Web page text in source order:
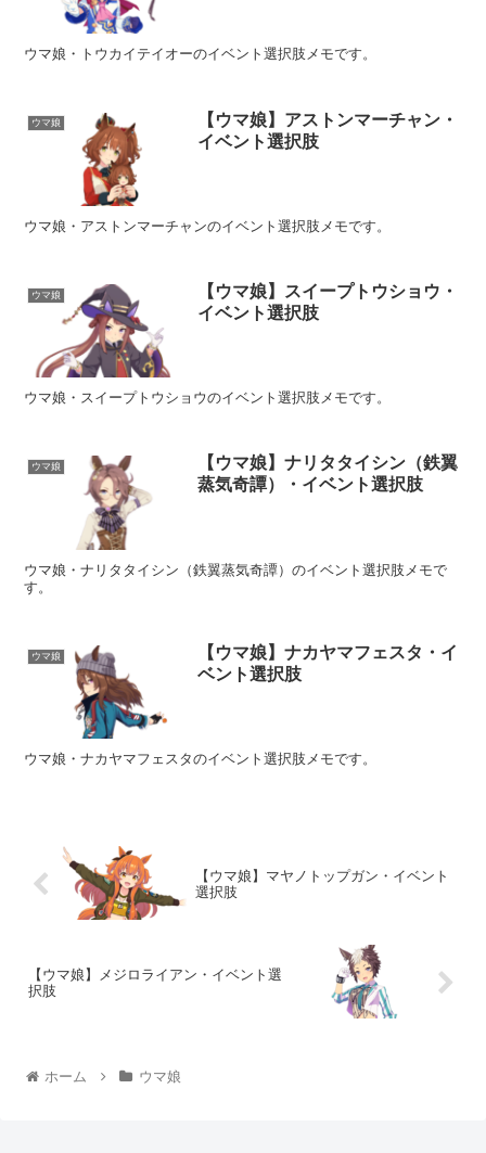
ウマ娘・トウカイテイオーのイベント選択肢メモです。
ウマ娘
【ウマ娘】アストンマーチャン・
イベント選択肢
ウマ娘・アストンマーチャンのイベント選択肢メモです。
ウマ娘
【ウマ娘】スイープトウショウ・
イベント選択肢
ウマ娘・スイープトウショウのイベント選択肢メモです。
ウマ娘
【ウマ娘】ナリタタイシン（鉄翼
蒸気奇譚）・イベント選択肢
ウマ娘・ナリタタイシン（鉄翼蒸気奇譚）のイベント選択肢メモで
す。
ウマ娘
【ウマ娘】ナカヤマフェスタ・イ
ベント選択肢
ウマ娘・ナカヤマフェスタのイベント選択肢メモです。
【ウマ娘】マヤノトップガン・イベント
選択肢
【ウマ娘】メジロライアン・イベント選
択肢
ホーム ウマ娘